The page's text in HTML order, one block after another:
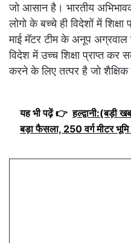
जो आसान है। भारतीय
लोगो के बच्चे ही विदेशों में
माई मॅटर टीम के अनूप अग्रवाल
विदेश में उच्च शिक्षा प्राप्त कर
करने के लिए तत्पर है जो शैक्षिक
यह भी पढ़ें 👉 हल्द्वानी:(बड़ी
बड़ा फैसला, 250 वर्ग मीटर